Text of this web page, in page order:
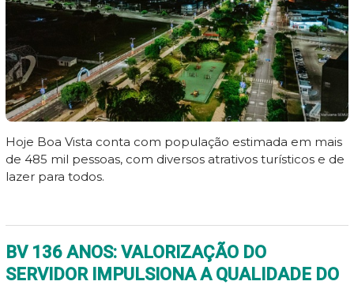
Hoje Boa Vista conta com população estimada em mais
de 485 mil pessoas, com diversos atrativos turísticos e de
lazer para todos.
BV 136 ANOS: VALORIZAÇÃO DO
SERVIDOR IMPULSIONA A QUALIDADE DO